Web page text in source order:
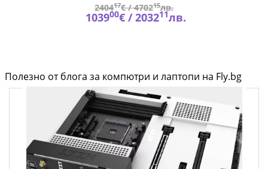
240417€ /470215лв.
103900€ /203211лв.
Полезно от блога за компютри и лаптопи на Fly.bg